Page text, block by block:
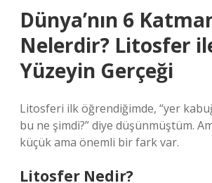
Dünya’nın 6
Nelerdir? Litosfer
Yüzeyin Gerçeği
Litosferi ilk öğrendiğimde, “yer
bu ne şimdi?” diye düşünmüştüm.
küçük ama önemli bir fark var.
Litosfer Nedir?